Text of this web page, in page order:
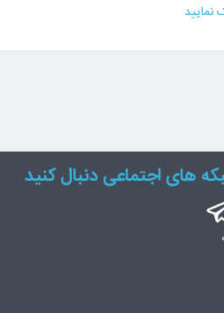
های اجتماعی دنبال کنید